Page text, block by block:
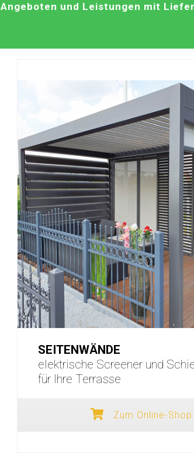
und Leistungen mit
SEITENWÄNDE
elektrische Screener und
für Ihre Terrasse
Zum Online-Shop